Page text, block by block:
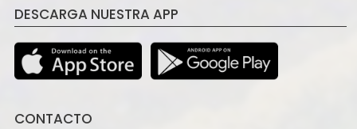
DESCARGA NUESTRA APP
CONTACTO